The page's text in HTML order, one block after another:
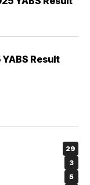
YABS Result
29
3
5